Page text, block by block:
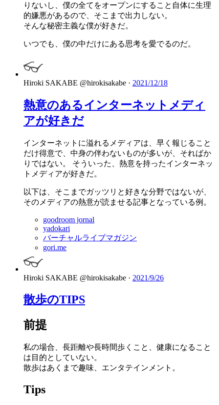
りないし、僕の全てをオープンにすること自体に生理
的嫌悪があるので、そこまで出力しない。
そんな秘密主義な僕が好きだ。
いつでも、僕の中だけにある思考を愛でるのだ。
Hiroki SAKABE @hirokisakabe · 2021/12/18
熱意のあるインターネットメディ
アが好きだ
インターネットに溢れるメディアは、早く報じること
だけ得意で、中身の伴わないものが多いが、そればか
りではない。 そういった、熱意を持ったインターネッ
トメディアが好きだ。
以下は、そこまでガッツリと好きな分野ではないが、
そのメディアの熱意が読ませる記事となっている例。
goodroom jornal
yadokari
バーチャルライブマガジン
gori.me
Hiroki SAKABE @hirokisakabe · 2021/9/26
散歩のTIPS
前提
私の場合、長距離や長時間歩くこと、健康になること
は目的としていない。
散歩はあくまで趣味、エンタテインメント。
Tips